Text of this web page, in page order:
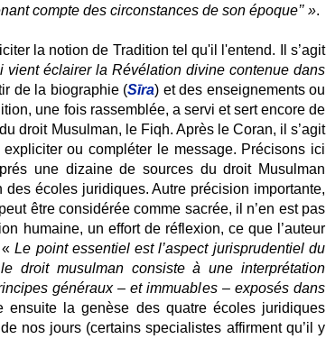
compte des circonstances de son époque’’ ».
la notion de Tradition tel qu'il l'entend. Il s’agit
vient éclairer la Révélation divine contenue dans
de la biographie (Sīra) et des enseignements ou
une fois rassemblée, a servi et sert encore de
droit Musulman, le Fiqh. Après le Coran, il s’agit
ou compléter le message. Précisons ici
une dizaine de sources du droit Musulman
écoles juridiques. Autre précision importante,
être considérée comme sacrée, il n’en est pas
humaine, un effort de réflexion, ce que l’auteur
«Le point essentiel est l’aspect jurisprudentiel du
droit musulman consiste à une interprétation
généraux – et immuables – exposés dans
ensuite la genèse des quatre écoles juridiques
nos jours (certains specialistes affirment qu’il y